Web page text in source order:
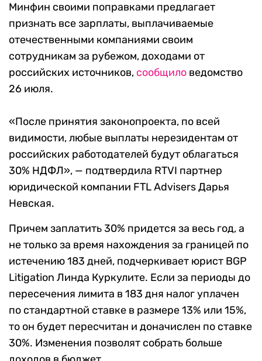
Минфин своими поправками предлагает
признать все зарплаты, выплачиваемые
отечественными компаниями своим
сотрудникам за рубежом, доходами от
российских источников, сообщило ведомство
26 июля.
«После принятия законопроекта, по всей
видимости, любые выплаты нерезидентам от
российских работодателей будут облагаться
30% НДФЛ», — подтвердила RTVI партнер
юридической компании FTL Advisers Дарья
Невская.
Причем заплатить 30% придется за весь год, а
не только за время нахождения за границей по
истечению 183 дней, подчеркивает юрист BGP
Litigation Линда Куркулите. Если за периоды до
пересечения лимита в 183 дня налог уплачен
по стандартной ставке в размере 13% или 15%,
то он будет пересчитан и доначислен по ставке
30%. Изменения позволят собрать больше